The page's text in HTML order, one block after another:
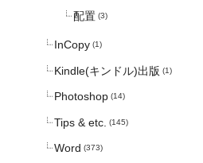
配置 (3)
InCopy (1)
Kindle(キンドル)出版 (1)
Photoshop (14)
Tips & etc. (145)
Word (373)